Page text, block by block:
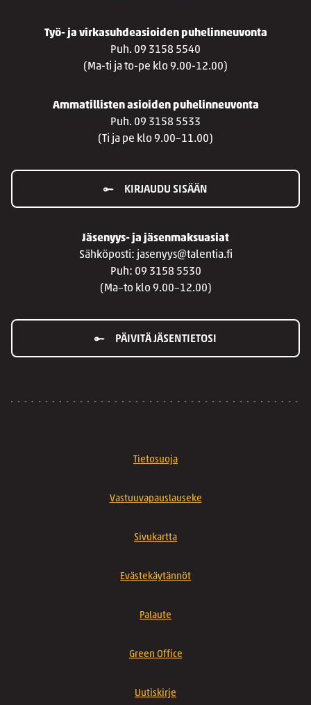
Työ- ja virkasuhdeasioiden puhelinneuvonta
Puh. 09 3158 5540
(Ma-ti ja to-pe klo 9.00-12.00)
Ammatillisten asioiden puhelinneuvonta
Puh. 09 3158 5533
(Ti ja pe klo 9.00–11.00)
KIRJAUDU SISÄÄN
Jäsenyys- ja jäsenmaksuasiat
Sähköposti: jasenyys@talentia.fi
Puh: 09 3158 5530
(Ma–to klo 9.00–12.00)
PÄIVITÄ JÄSENTIETOSI
Tietosuoja
Vastuuvapauslauseke
Sivukartta
Evästekäytännöt
Palaute
Green Office
Uutiskirje